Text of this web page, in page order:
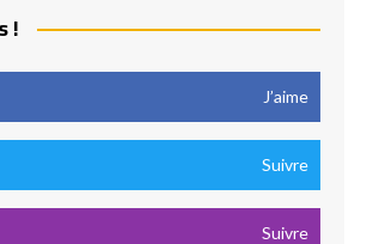
!
J’aime
Suivre
Suivre